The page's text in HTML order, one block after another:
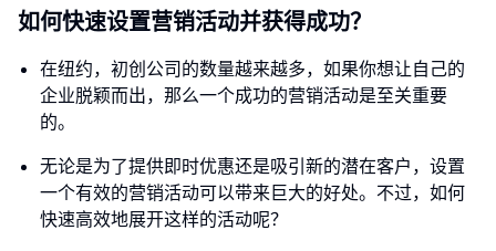
如何快速设置营销活动并获得成功？
在纽约，初创公司的数量越来越多，如果你想让自己的
企业脱颖而出，那么一个成功的营销活动是至关重要
的。
无论是为了提供即时优惠还是吸引新的潜在客户，设置
一个有效的营销活动可以带来巨大的好处。不过，如何
快速高效地展开这样的活动呢？